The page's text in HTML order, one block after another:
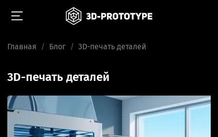
Главная Блог 3D-печать деталей
3D-печать деталей